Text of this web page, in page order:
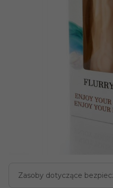
Zasoby dotyczące